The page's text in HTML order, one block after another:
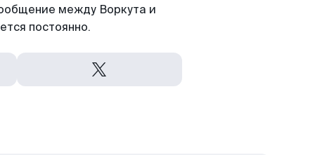
между Воркута и
постоянно.